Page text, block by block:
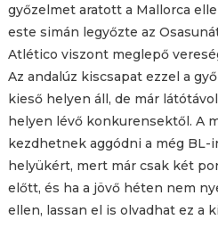
győzelmet aratott a Mallorca
este simán legyőzte az
Atlético viszont meglepő
Az andalúz kiscsapat ezzel a
kieső helyen áll, de már
helyen lévő konkurensektől. A
kezdhetnek aggódni a még BL-
helyükért, mert már csak két
előtt, és ha a jövő héten nem
ellen, lassan el is olvadhat ez a